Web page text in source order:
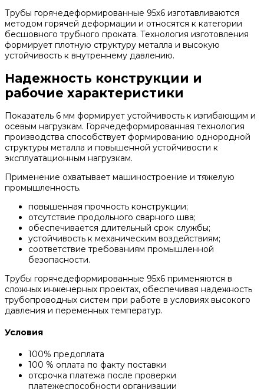
Трубы горячедеформированные 95x6 изготавливаются
методом горячей деформации и относятся к категории
бесшовного трубного проката. Технология изготовления
формирует плотную структуру металла и высокую
устойчивость к внутреннему давлению.
Надежность конструкции и
рабочие характеристики
Показатель 6 мм формирует устойчивость к изгибающим и
осевым нагрузкам. Горячедеформированная технология
производства способствует формированию однородной
структуры металла и повышенной устойчивости к
эксплуатационным нагрузкам.
Применение охватывает машиностроение и тяжелую
промышленность.
повышенная прочность конструкции;
отсутствие продольного сварного шва;
обеспечивается длительный срок службы;
устойчивость к механическим воздействиям;
соответствие требованиям промышленной
безопасности.
Трубы горячедеформированные 95x6 применяются в
сложных инженерных проектах, обеспечивая надежность
трубопроводных систем при работе в условиях высокого
давления и переменных температур.
Условия
100% предоплата
100 % оплата по факту поставки
отсрочка платежа после проверки
платежеспособности организации